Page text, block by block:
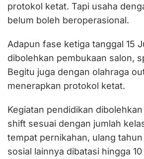
protokol ketat. Tapi usaha
belum boleh beroperasional.
Adapun fase ketiga tanggal 15
dibolehkan pembukaan salon,
Begitu juga dengan olahraga
menerapkan protokol ketat.
Kegiatan pendidikan
shift sesuai dengan jumlah
tempat pernikahan, ulang
sosial lainnya dibatasi hingga